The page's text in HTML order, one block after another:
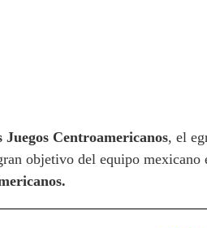
Centroamericanos, el
objetivo del equipo